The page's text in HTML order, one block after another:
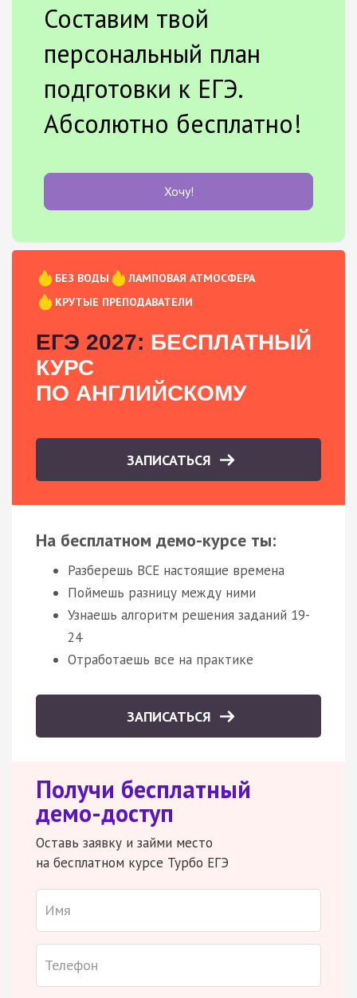
Составим твой
персональный план
подготовки к ЕГЭ.
Абсолютно бесплатно!
Хочу!
БЕЗ ВОДЫ
ЛАМПОВАЯ АТМОСФЕРА
КРУТЫЕ ПРЕПОДАВАТЕЛИ
ЕГЭ 2027: БЕСПЛАТНЫЙ
КУРС
ПО АНГЛИЙСКОМУ
ЗАПИСАТЬСЯ
На бесплатном демо-курсе ты:
Разберешь ВСЕ настоящие времена
Поймешь разницу между ними
Узнаешь алгоритм решения заданий 19-
24
Отработаешь все на практике
ЗАПИСАТЬСЯ
Получи бесплатный
демо-доступ
Оставь заявку и займи место
на бесплатном курсе Турбо ЕГЭ